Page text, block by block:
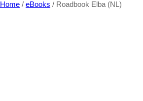
Home / eBooks / Roadbook Elba (NL)